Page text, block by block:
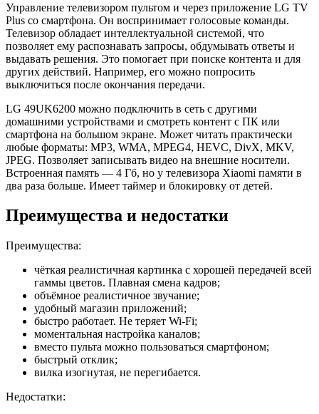
Управление телевизором пультом и через приложение LG TV
Plus со смартфона. Он воспринимает голосовые команды.
Телевизор обладает интеллектуальной системой, что
позволяет ему распознавать запросы, обдумывать ответы и
выдавать решения. Это помогает при поиске контента и для
других действий. Например, его можно попросить
выключиться после окончания передачи.
LG 49UK6200 можно подключить в сеть с другими
домашними устройствами и смотреть контент с ПК или
смартфона на большом экране. Может читать практически
любые форматы: MP3, WMA, MPEG4, HEVC, DivX, MKV,
JPEG. Позволяет записывать видео на внешние носители.
Встроенная память — 4 Гб, но у телевизора Xiaomi памяти в
два раза больше. Имеет таймер и блокировку от детей.
Преимущества и недостатки
Преимущества:
чёткая реалистичная картинка с хорошей передачей всей
гаммы цветов. Плавная смена кадров;
объёмное реалистичное звучание;
удобный магазин приложений;
быстро работает. Не теряет Wi-Fi;
моментальная настройка каналов;
вместо пульта можно пользоваться смартфоном;
быстрый отклик;
вилка изогнутая, не перегибается.
Недостатки: